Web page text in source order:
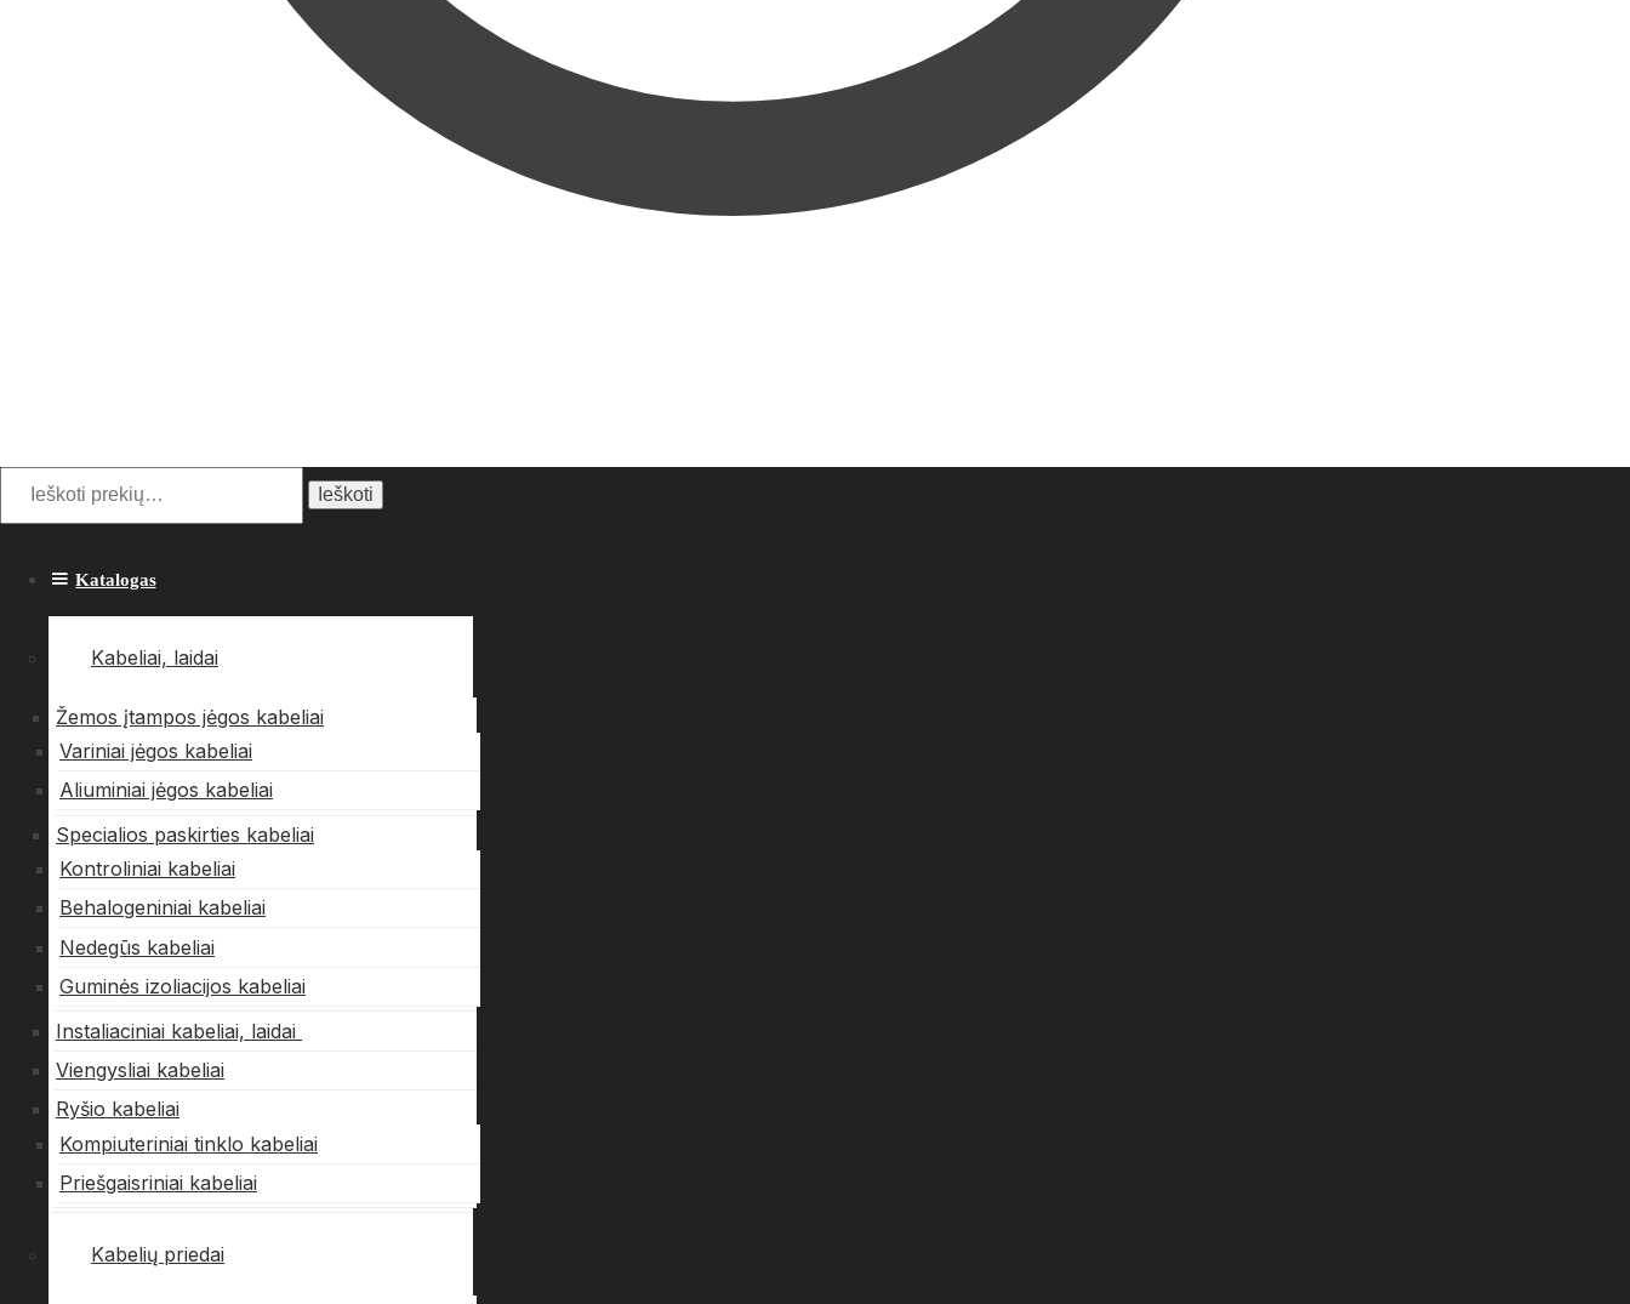
Ieškoti:
Ieškoti
Katalogas
Kabeliai, laidai
Žemos įtampos jėgos kabeliai
Variniai jėgos kabeliai
Aliuminiai jėgos kabeliai
Specialios paskirties kabeliai
Kontroliniai kabeliai
Behalogeniniai kabeliai
Nedegūs kabeliai
Guminės izoliacijos kabeliai
Instaliaciniai kabeliai, laidai
Viengysliai kabeliai
Ryšio kabeliai
Kompiuteriniai tinklo kabeliai
Priešgaisriniai kabeliai
Kabelių priedai